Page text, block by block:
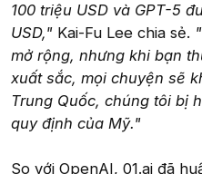
100 triệu USD và GPT-5
USD," Kai-Fu Lee chia sẻ.
mở rộng, nhưng khi bạn
xuất sắc, mọi chuyện sẽ
Trung Quốc, chúng tôi bị
quy định của Mỹ."
So với OpenAI, 01.ai đã